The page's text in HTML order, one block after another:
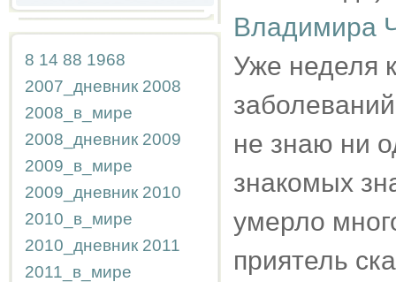
8 14 88 1968
2007_дневник 2008
2008_в_мире
2008_дневник 2009
2009_в_мире
2009_дневник 2010
2010_в_мире
2010_дневник 2011
2011_в_мире
Владимира
Уже неделя
не знаю ни
знакомых
умерло
приятель